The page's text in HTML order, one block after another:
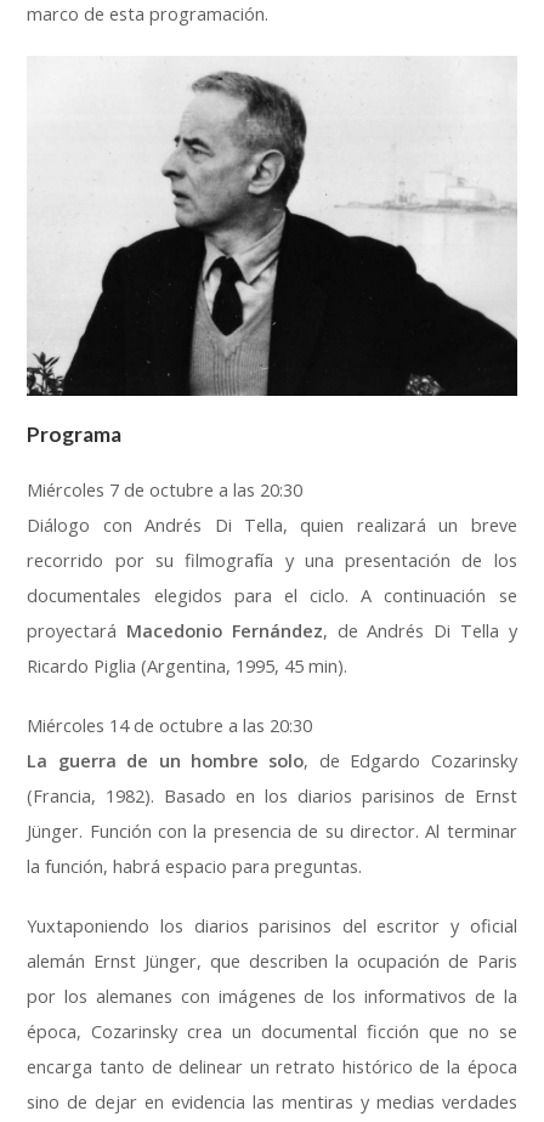
marco de esta programación.
Programa
Miércoles 7 de octubre a las 20:30
Diálogo con Andrés Di Tella, quien realizará un breve
recorrido por su filmografía y una presentación de los
documentales elegidos para el ciclo. A continuación se
proyectará Macedonio Fernández, de Andrés Di Tella y
Ricardo Piglia (Argentina, 1995, 45 min).
Miércoles 14 de octubre a las 20:30
La guerra de un hombre solo, de Edgardo Cozarinsky
(Francia, 1982). Basado en los diarios parisinos de Ernst
Jünger. Función con la presencia de su director. Al terminar
la función, habrá espacio para preguntas.
Yuxtaponiendo los diarios parisinos del escritor y oficial
alemán Ernst Jünger, que describen la ocupación de Paris
por los alemanes con imágenes de los informativos de la
época, Cozarinsky crea un documental ficción que no se
encarga tanto de delinear un retrato histórico de la época
sino de dejar en evidencia las mentiras y medias verdades